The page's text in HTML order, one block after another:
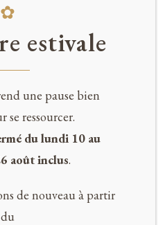
LEDUC
✿
estivale
une pause bien
se ressourcer.
du lundi 10 au
août inclus.
de nouveau à partir
du